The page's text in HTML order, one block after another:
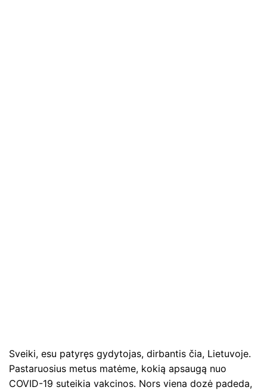
Sveiki, esu patyręs gydytojas, dirbantis čia, Lietuvoje.
Pastaruosius metus matėme, kokią apsaugą nuo
COVID-19 suteikia vakcinos. Nors viena dozė padeda,